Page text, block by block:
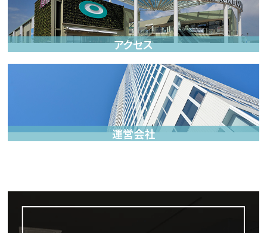
アクセス
運営会社